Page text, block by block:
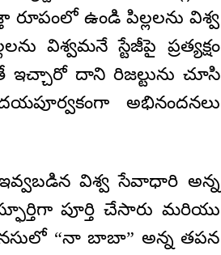
ఉండి పిల్లలను విశ్వ
విశ్వమనే స్టేజీపై ప్రత్యక్షం
దాని రిజల్టును చూసి
అభినందనలు
విశ్వ సేవాధారి అన్న
పూర్తి చేసారు మరియు
“నా బాబా” అన్న తపన